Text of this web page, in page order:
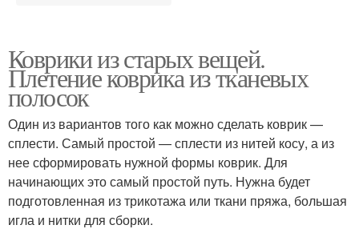
Коврики из старых вещей.
Плетение коврика из тканевых
полосок
Один из вариантов того как можно сделать коврик —
сплести. Самый простой — сплести из нитей косу, а из
нее сформировать нужной формы коврик. Для
начинающих это самый простой путь. Нужна будет
подготовленная из трикотажа или ткани пряжа, большая
игла и нитки для сборки.